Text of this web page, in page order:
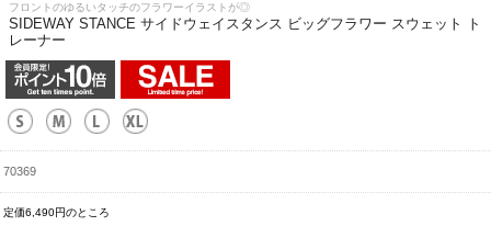
フロントのゆるいタッチのフラワーイラストが◎
SIDEWAY STANCE サイドウェイスタンス ビッグフラワー スウェット ト
レーナー
70369
定価6,490円のところ